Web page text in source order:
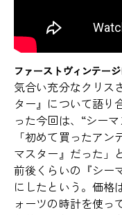
ファーストヴィンテー
気合い充分なクリス
ター』について語り
った今回は、“シー
「初めて買ったア
マスター』だった」
前後くらいの『シー
にしたという。価
ォーツの時計を使っ